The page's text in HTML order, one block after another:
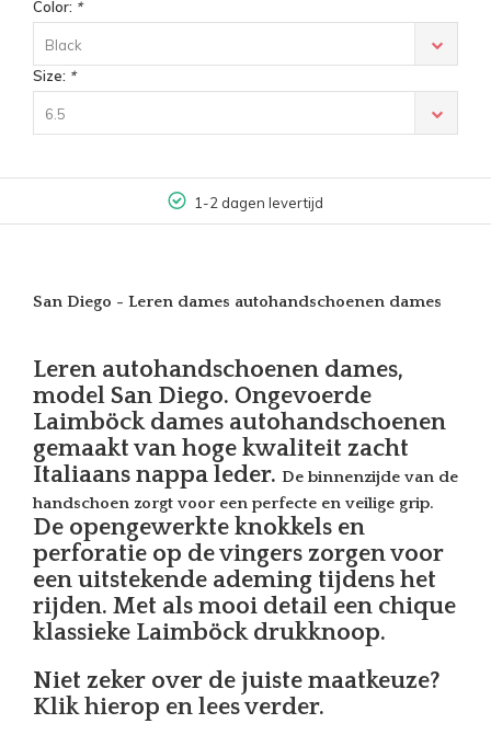
Color: *
Black
Size: *
6.5
1-2 dagen levertijd
San Diego - Leren dames autohandschoenen dames
Leren autohandschoenen dames,
model San Diego. Ongevoerde
Laimböck dames autohandschoenen
gemaakt van hoge kwaliteit zacht
Italiaans nappa leder. De binnenzijde van de
handschoen zorgt voor een perfecte en veilige grip.
De opengewerkte knokkels en
perforatie op de vingers zorgen voor
een uitstekende ademing tijdens het
rijden. Met als mooi detail een chique
klassieke Laimböck drukknoop.
Niet zeker over de juiste maatkeuze?
Klik hierop en lees verder.